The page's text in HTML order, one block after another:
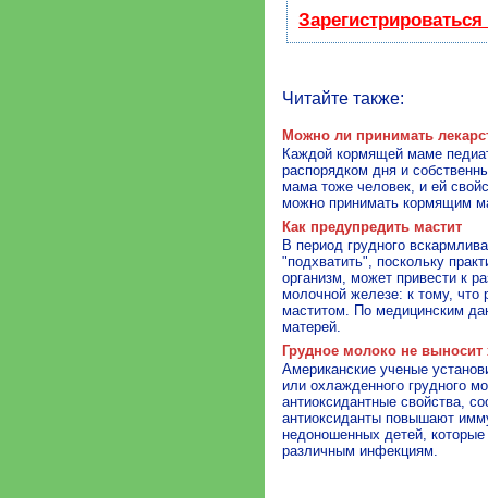
Читайте также:
Можно ли принимать
Каждой кормящей маме
распорядком дня и
мама тоже человек, и ей
можно принимать кормящим
Как предупредить мастит
В период грудного
"подхватить", поскольку
организм, может привести к
молочной железе: к тому, что
маститом. По медицинским
матерей.
Грудное молоко не выносит
Американские ученые
или охлажденного грудного
антиоксидантные свойства,
антиоксиданты повышают
недоношенных детей,
различным инфекциям.